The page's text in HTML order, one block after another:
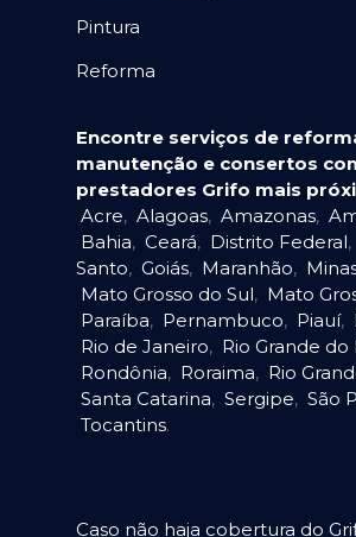
Pintura
Reforma
Encontre serviços de
manutenção e consertos
prestadores Grifo mais
Acre, Alagoas, Amazonas,
Bahia, Ceará, Distrito Federal,
Santo, Goiás, Maranhão,
Mato Grosso do Sul, Mato
Paraíba, Pernambuco, Piauí,
Rio de Janeiro, Rio Grande
Rondônia, Roraima, Rio
Santa Catarina, Sergipe, São
Tocantins.
Caso não haja cobertura do